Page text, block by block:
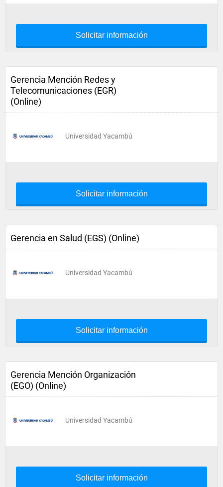
Solicitar información
Gerencia Mención Redes y
Telecomunicaciones (EGR)
(Online)
Universidad Yacambú
Solicitar información
Gerencia en Salud (EGS) (Online)
Universidad Yacambú
Solicitar información
Gerencia Mención Organización
(EGO) (Online)
Universidad Yacambú
Solicitar información